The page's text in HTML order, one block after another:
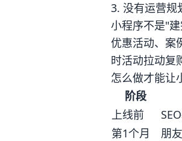
3. 没有运营规
小程序不是"
优惠活动、案
时活动拉动复
怎么做才能让
阶段
上线前
第1个月
朋